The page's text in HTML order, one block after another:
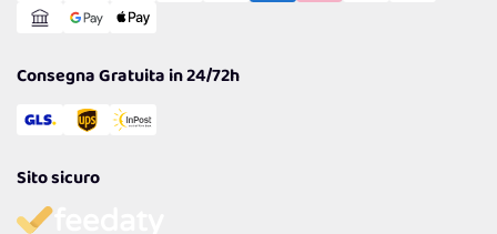
Consegna Gratuita in 24/72h
Sito sicuro